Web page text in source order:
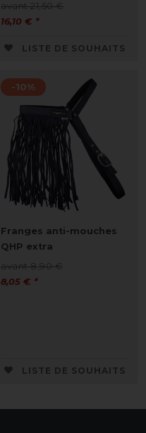
avant 21,50 €
16,10 € *
LISTE DE SOUHAITS
-10%
Franges anti-mouches
QHP extra
avant 8,90 €
8,05 € *
LISTE DE SOUHAITS